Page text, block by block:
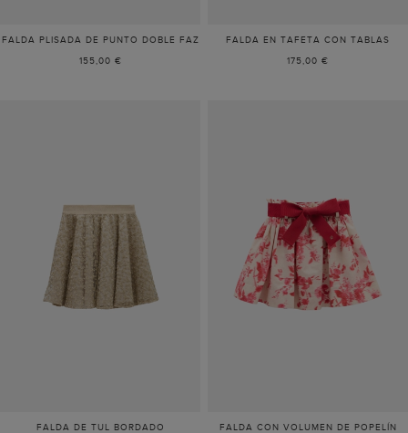
FALDA PLISADA DE PUNTO DOBLE FAZ
155,00 €
FALDA EN TAFETA CON TABLAS
175,00 €
FALDA DE TUL BORDADO
FALDA CON VOLUMEN DE POPELÍN